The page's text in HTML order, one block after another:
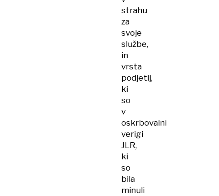
strahu
za
svoje
službe,
in
vrsta
podjetij,
ki
so
v
oskrbovalni
verigi
JLR,
ki
so
bila
minuli